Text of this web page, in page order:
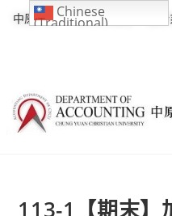
中原大學｜學校行事曆 會
113-1【期末】
Chinese
(Traditional)